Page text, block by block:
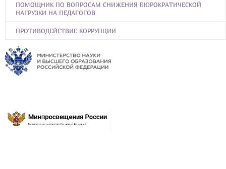
ПОМОЩНИК ПО ВОПРОСАМ СНИЖЕНИЯ БЮРОКРАТИЧЕСКОЙ
НАГРУЗКИ НА ПЕДАГОГОВ
ПРОТИВОДЕЙСТВИЕ КОРРУПЦИИ